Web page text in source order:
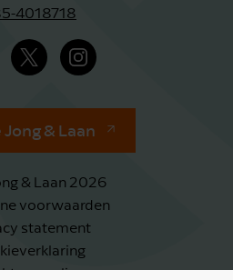
4018718
& Laan
& Laan 2026
voorwaarden
statement